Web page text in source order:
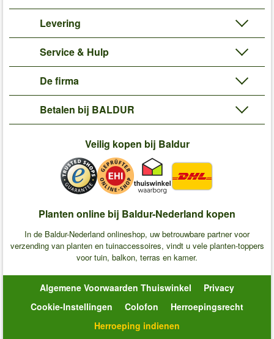
Levering
Service & Hulp
De firma
Betalen bij BALDUR
Veilig kopen bij Baldur
Planten online bij Baldur-Nederland kopen
In de Baldur-Nederland onlineshop, uw betrouwbare partner voor
verzending van planten en tuinaccessoires, vindt u vele planten-toppers
voor tuin, balkon, terras en kamer.
Algemene Voorwaarden Thuiswinkel
Privacy
Cookie-Instellingen
Colofon
Herroepingsrecht
Herroeping indienen